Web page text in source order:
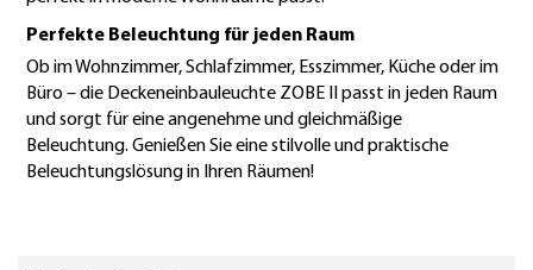
Perfekte Beleuchtung für jeden Raum
Ob im Wohnzimmer, Schlafzimmer, Esszimmer, Küche oder im
Büro – die Deckeneinbauleuchte ZOBE II passt in jeden Raum
und sorgt für eine angenehme und gleichmäßige
Beleuchtung. Genießen Sie eine stilvolle und praktische
Beleuchtungslösung in Ihren Räumen!